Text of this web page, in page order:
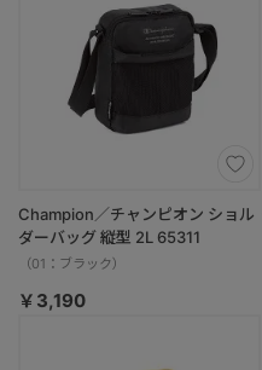
Champion／チャンピオン ショル
ダーバッグ 縦型 2L 65311
（01：ブラック）
￥3,190